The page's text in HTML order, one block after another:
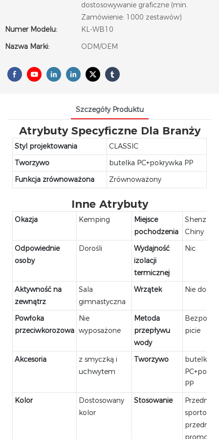
dostosowywanie graficzne (min.
Zamówienie: 1000 zestawów)
Numer Modelu:
KL-WB10
Nazwa Marki:
ODM/OEM
Szczegóły Produktu
Atrybuty Specyficzne Dla Branży
Styl projektowania
CLASSIC
Tworzywo
butelka PC+pokrywka PP
Funkcja zrównoważona
Zrównoważony
Inne Atrybuty
Okazja Kemping
Miejsce
pochodzenia
Chiny
Odpowiednie
osoby
Dorośli
Wydajność
izolacji
termicznej
Nic
Aktywność na
zewnątrz
Sala
gimnastyczna
Wrzątek Nie
Powłoka
przeciwkorozowa
Nie
wyposażone
Metoda
przepływu
wody
picie
Akcesoria
z smyczką i
uchwytem
Tworzywo
butelka
PP
Kolor
Dostosowany
kolor
Stosowanie
sportowe,